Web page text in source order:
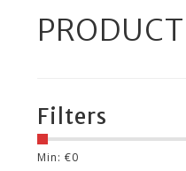
Filters
Min: €0